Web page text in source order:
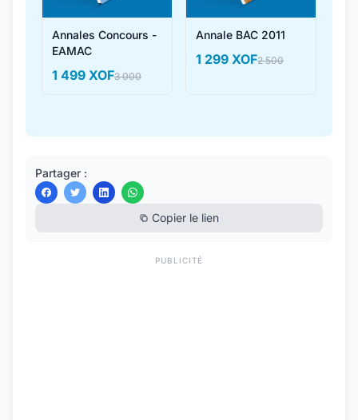
Annales Concours -
EAMAC
1 499 XOF3 000
Annale BAC 2011
1 299 XOF2 500
Partager :
Copier le lien
PUBLICITÉ